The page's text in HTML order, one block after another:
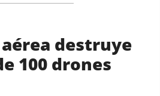
destruye
100 drones